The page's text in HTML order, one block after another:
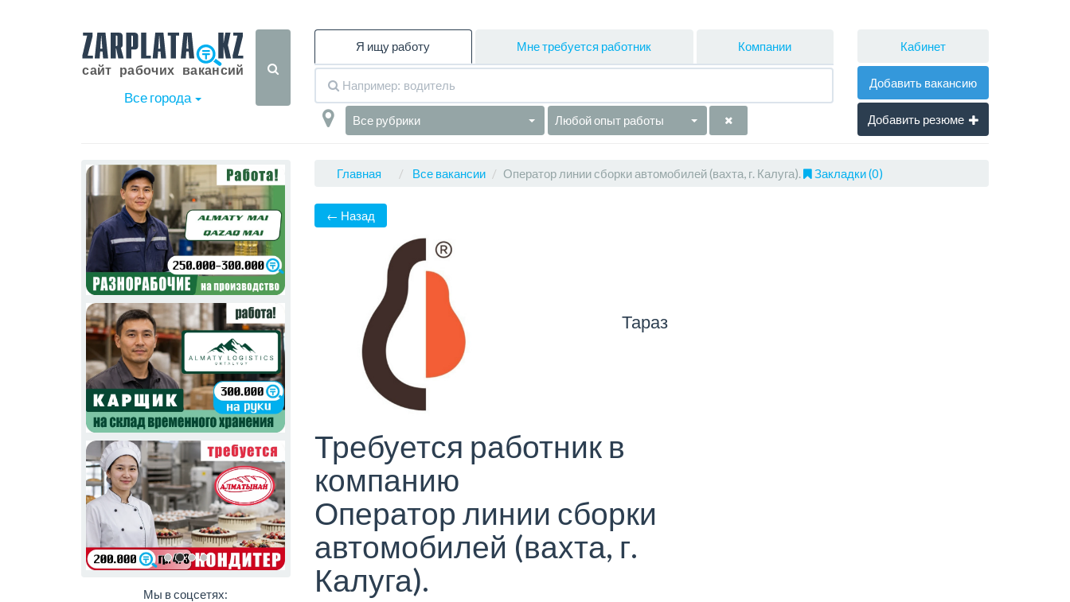
Все города
Я ищу работу Мне требуется работник Компании
Все рубрики Любой опыт работы
Кабинет
Добавить вакансию
Добавить резюме
Мы в соцсетях:
Главная Все вакансии Оператор линии сборки автомобилей (вахта, г. Калуга). Закладки (0)
← Назад
Тараз
Требуется работник в
компанию
Оператор линии сборки
автомобилей (вахта, г.
Калуга).